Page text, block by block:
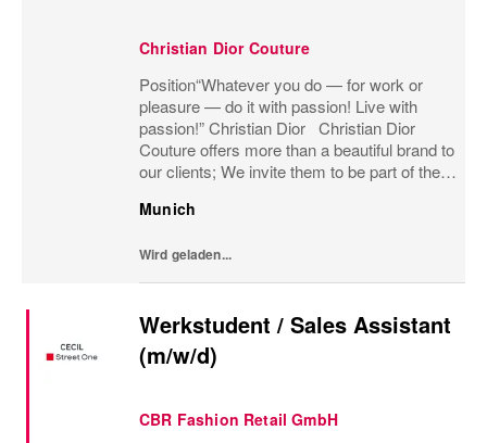
Christian Dior Couture
Position“Whatever you do — for work or
pleasure — do it with passion! Live with
passion!” Christian Dior Christian Dior
Couture offers more than a beautiful brand to
our clients; We invite them to be part of the
to be part of the Dior family. We...
Munich
Wird geladen...
Werkstudent / Sales Assistant
(m/w/d)
CBR Fashion Retail GmbH